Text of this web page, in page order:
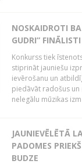
NOSKAIDROTI
GUDRI” FINĀLISTI
Konkurss tiek
stiprināt jauniešu
ievērošanu un
piedāvāt radošus
nelegālu mūzikas
JAUNIEVĒLĒTĀ
PADOMES
BUDZE